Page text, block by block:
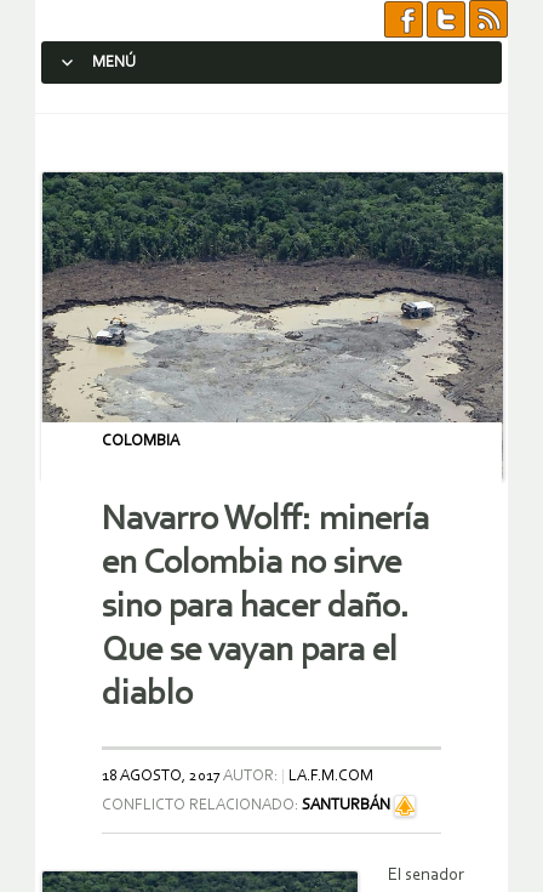
MENÚ
COLOMBIA
Navarro Wolff: minería
en Colombia no sirve
sino para hacer daño.
Que se vayan para el
diablo
18 AGOSTO, 2017AUTOR:
LA.F.M.COM
CONFLICTO RELACIONADO: SANTURBÁN
El senador